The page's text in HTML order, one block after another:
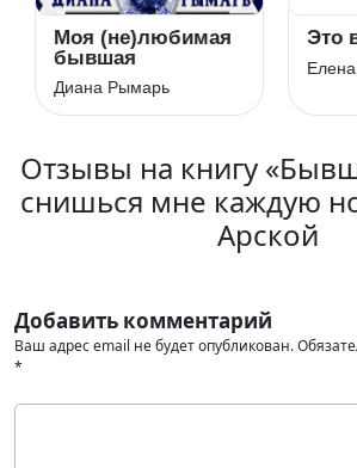
Моя (не)любимая
бывшая
Диана Рымарь
Это
Елена
Отзывы на книгу
снишься мне каждую
Арской
Добавить комментарий
Ваш адрес email не будет опубликован.
*